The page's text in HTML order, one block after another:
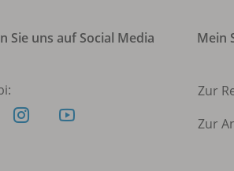
Sie uns auf Social Media Mein
Zur
Zur